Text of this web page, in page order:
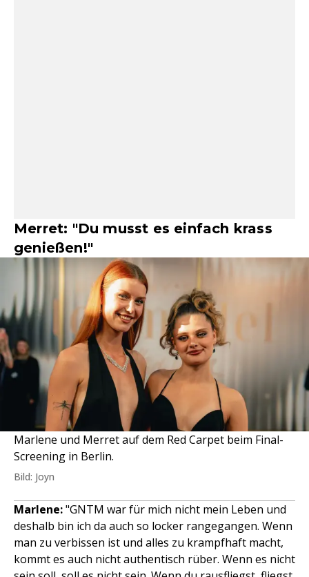
Merret: "Du musst es einfach krass
genießen!"
Marlene und Merret auf dem Red Carpet beim Final-
Screening in Berlin.
Bild: Joyn
Marlene:"GNTM war für mich nicht mein Leben und
deshalb bin ich da auch so locker rangegangen. Wenn
man zu verbissen ist und alles zu krampfhaft macht,
kommt es auch nicht authentisch rüber. Wenn es nicht